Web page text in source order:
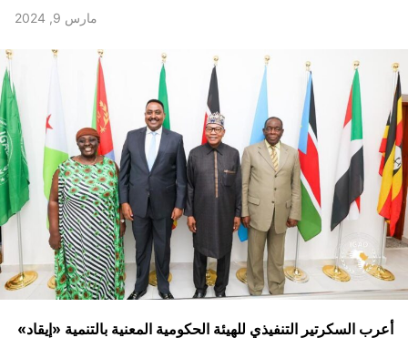
مارس 9, 2024
أعرب السكرتير التنفيذي للهيئة الحكومية المعنية بالتنمية «إيقاد»